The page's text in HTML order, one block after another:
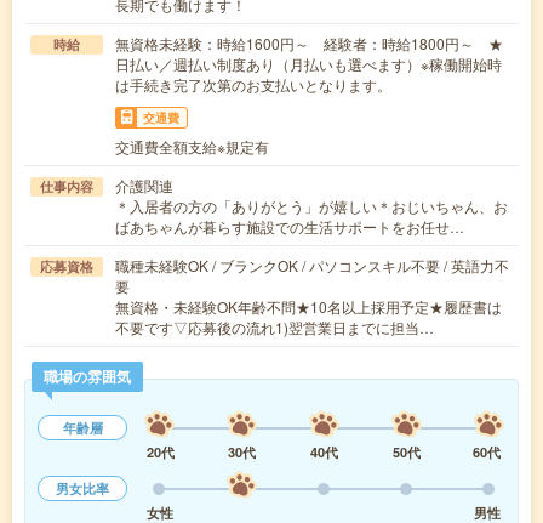
長期でも働けます！
時給
無資格未経験：時給1600円～ 経験者：時給1800円～ ★
日払い／週払い制度あり（月払いも選べます）※稼働開始時
は手続き完了次第のお支払いとなります。
交通費
交通費全額支給※規定有
仕事内容
介護関連
＊入居者の方の「ありがとう」が嬉しい＊おじいちゃん、お
ばあちゃんが暮らす施設での生活サポートをお任せ…
応募資格
職種未経験OK / ブランクOK / パソコンスキル不要 / 英語力不
要
無資格・未経験OK年齢不問★10名以上採用予定★履歴書は
不要です▽応募後の流れ1)翌営業日までに担当…
職場の雰囲気
年齢層
20代
30代 40代 50代
60代
男女比率
女性
男性